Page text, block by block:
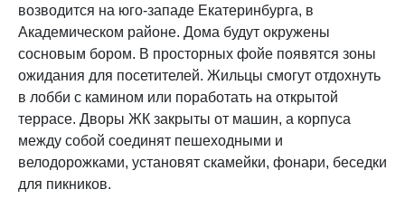
возводится на юго-западе Екатеринбурга, в
Академическом районе. Дома будут окружены
сосновым бором. В просторных фойе появятся зоны
ожидания для посетителей. Жильцы смогут отдохнуть
в лобби с камином или поработать на открытой
террасе. Дворы ЖК закрыты от машин, а корпуса
между собой соединят пешеходными и
велодорожками, установят скамейки, фонари, беседки
для пикников.